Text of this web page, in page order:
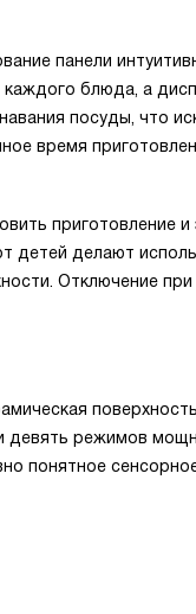
панели
блюда, а
посуды, что
время
приготовление
детей делают
Отключение
режимов
понятное